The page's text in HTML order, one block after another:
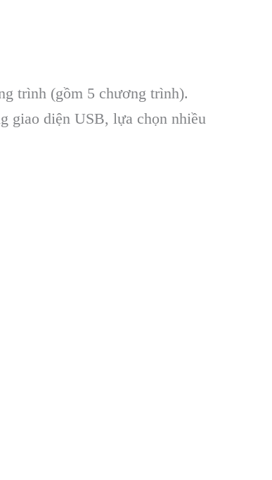
trình (gồm 5 chương trình).
giao diện USB, lựa chọn nhiều